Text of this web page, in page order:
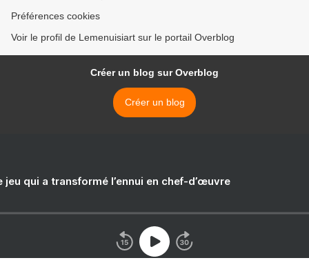
Préférences cookies
Voir le profil de Lemenuisiart sur le portail Overblog
Créer un blog sur Overblog
Créer un blog
jeu qui a transformé l’ennui en chef-d’œuvre